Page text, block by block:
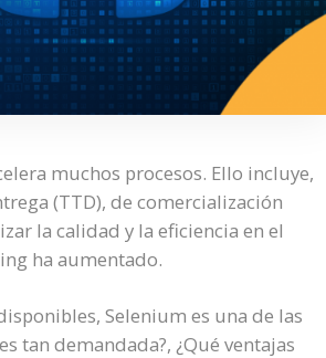
muchos procesos. Ello incluye,
(TTD), de comercialización
la calidad y la eficiencia en el
ha aumentado.
Selenium es una de las
tan demandada?, ¿Qué ventajas